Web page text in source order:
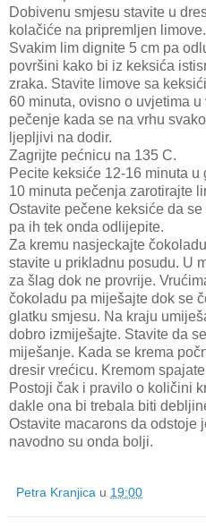
Dobivenu smjesu stavite u
kolačiće na pripremljen limove.
Svakim lim dignite 5 cm pa
površini kako bi iz keksića
zraka. Stavite limove sa
60 minuta, ovisno o uvjetima
pečenje kada se na vrhu
ljepljivi na dodir.
Zagrijte pećnicu na 135 C.
Pecite keksiće 12-16 minuta
10 minuta pečenja zarotirajte
Ostavite pečene keksiće da
pa ih tek onda odlijepite.
Za kremu nasjeckajte
stavite u prikladnu posudu. U
za šlag dok ne provrije.
čokoladu pa miješajte dok se
glatku smjesu. Na kraju
dobro izmiješajte. Stavite da
miješanje. Kada se krema
dresir vrećicu. Kremom
Postoji čak i pravilo o količini
dakle ona bi trebala biti
Ostavite macarons da odstoje
navodno su onda bolji.
Petra Kranjica u 19:00